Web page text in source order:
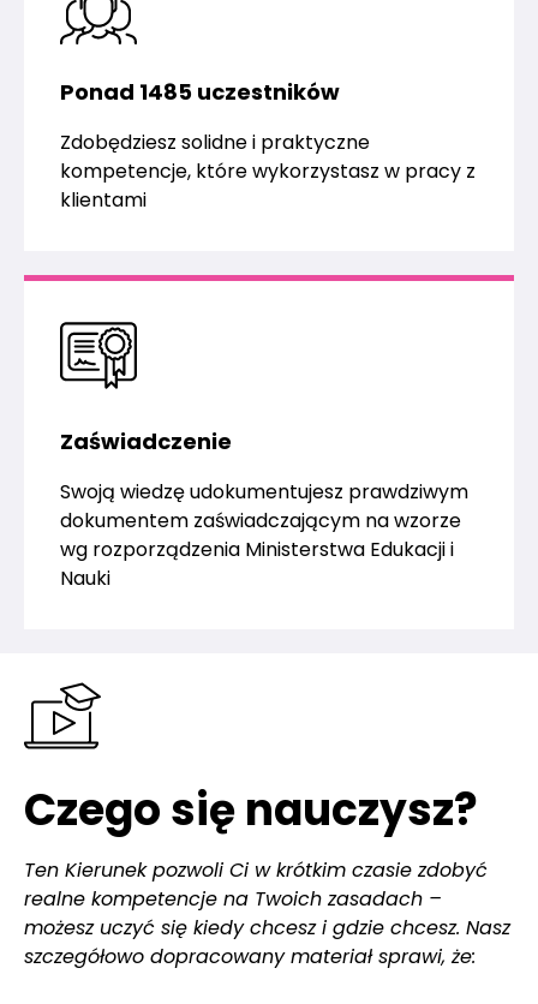
Ponad 1485 uczestników
Zdobędziesz solidne i praktyczne
kompetencje, które wykorzystasz w pracy z
klientami
Zaświadczenie
Swoją wiedzę udokumentujesz prawdziwym
dokumentem zaświadczającym na wzorze
wg rozporządzenia Ministerstwa Edukacji i
Nauki
Czego się nauczysz?
Ten Kierunek pozwoli Ci w krótkim czasie zdobyć
realne kompetencje na Twoich zasadach –
możesz uczyć się kiedy chcesz i gdzie chcesz. Nasz
szczegółowo dopracowany materiał sprawi, że: